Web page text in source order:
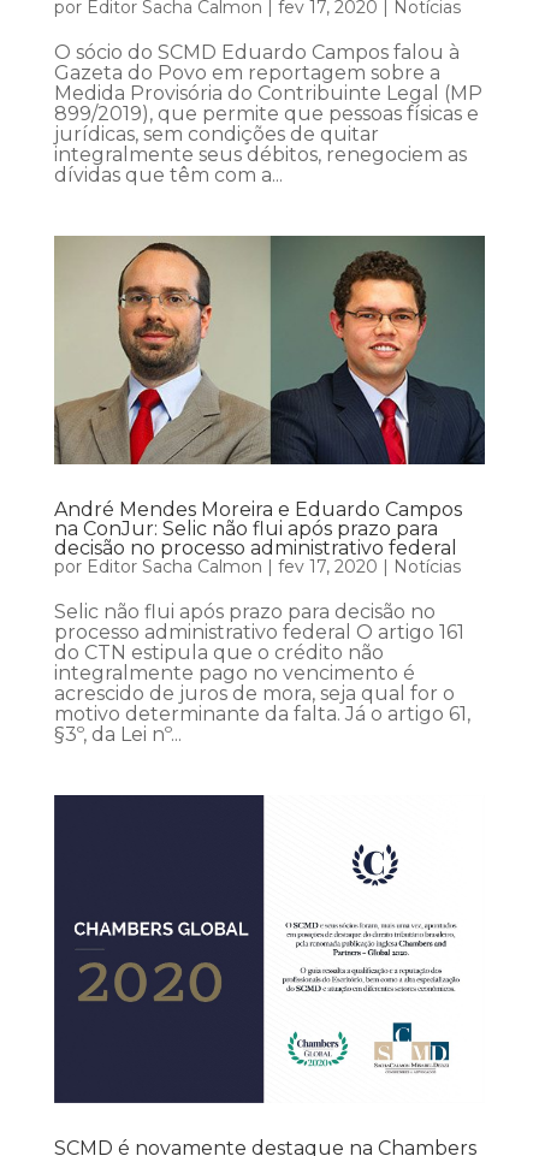
por Editor Sacha Calmon fev 17, 2020 Notícias
O sócio do SCMD Eduardo Campos falou à
Gazeta do Povo em reportagem sobre a
Medida Provisória do Contribuinte Legal (MP
899/2019), que permite que pessoas físicas e
jurídicas, sem condições de quitar
integralmente seus débitos, renegociem as
dívidas que têm com a...
André Mendes Moreira e Eduardo Campos
na ConJur: Selic não flui após prazo para
decisão no processo administrativo federal
por Editor Sacha Calmon fev 17, 2020 Notícias
Selic não flui após prazo para decisão no
processo administrativo federal O artigo 161
do CTN estipula que o crédito não
integralmente pago no vencimento é
acrescido de juros de mora, seja qual for o
motivo determinante da falta. Já o artigo 61,
§3º, da Lei nº...
SCMD é novamente destaque na Chambers